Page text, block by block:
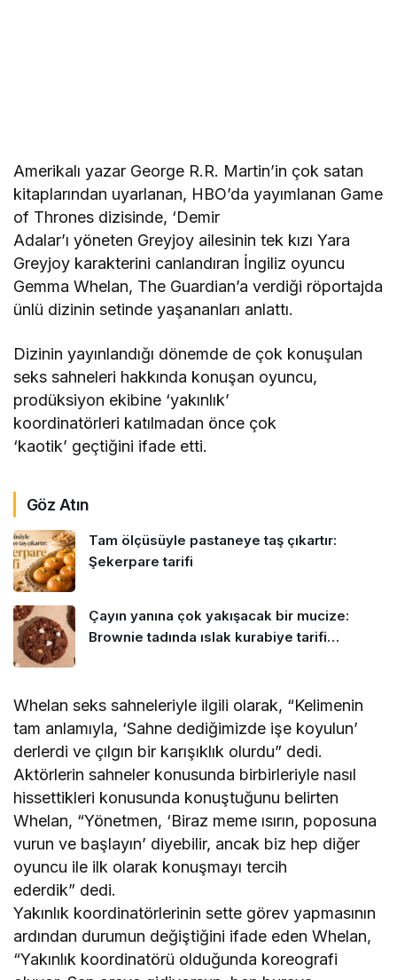
Amerikalı yazar George R.R. Martin’in çok satan
kitaplarından uyarlanan, HBO’da yayımlanan Game
of Thrones dizisinde, ‘Demir
Adalar’ı yöneten Greyjoy ailesinin tek kızı Yara
Greyjoy karakterini canlandıran İngiliz oyuncu
Gemma Whelan, The Guardian’a verdiği röportajda
ünlü dizinin setinde yaşananları anlattı.
Dizinin yayınlandığı dönemde de çok konuşulan
seks sahneleri hakkında konuşan oyuncu,
prodüksiyon ekibine ‘yakınlık’
koordinatörleri katılmadan önce çok
‘kaotik’ geçtiğini ifade etti.
Göz Atın
Tam ölçüsüyle pastaneye taş çıkartır:
Şekerpare tarifi
Çayın yanına çok yakışacak bir mucize:
Brownie tadında ıslak kurabiye tarifi…
Whelan seks sahneleriyle ilgili olarak, “Kelimenin
tam anlamıyla, ‘Sahne dediğimizde işe koyulun’
derlerdi ve çılgın bir karışıklık olurdu” dedi.
Aktörlerin sahneler konusunda birbirleriyle nasıl
hissettikleri konusunda konuştuğunu belirten
Whelan, “Yönetmen, ‘Biraz meme ısırın, poposuna
vurun ve başlayın’ diyebilir, ancak biz hep diğer
oyuncu ile ilk olarak konuşmayı tercih
ederdik” dedi.
Yakınlık koordinatörlerinin sette görev yapmasının
ardından durumun değiştiğini ifade eden Whelan,
“Yakınlık koordinatörü olduğunda koreografi